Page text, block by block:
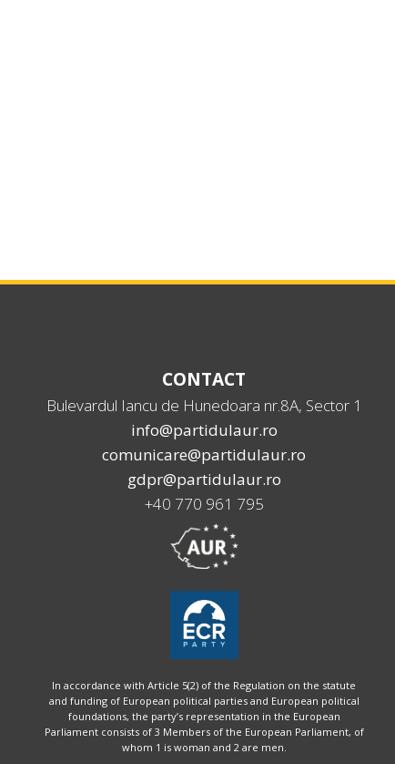
CONTACT
Bulevardul Iancu de Hunedoara nr.8A, Sector 1
info@partidulaur.ro
comunicare@partidulaur.ro
gdpr@partidulaur.ro
+40 770 961 795
In accordance with Article 5(2) of the Regulation on the statute
and funding of European political parties and European political
foundations, the party’s representation in the European
Parliament consists of 3 Members of the European Parliament, of
whom 1 is woman and 2 are men.